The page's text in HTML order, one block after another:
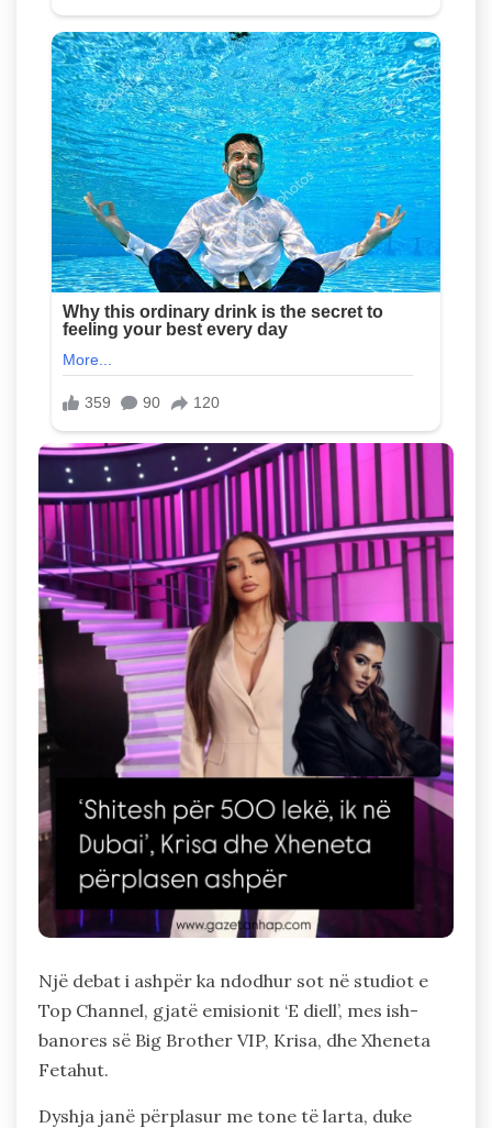
Një debat i ashpër ka ndodhur sot në studiot e
Top Channel, gjatë emisionit ‘E diell’, mes ish-
banores së Big Brother VIP, Krisa, dhe Xheneta
Fetahut.
Dyshja janë përplasur me tone të larta, duke